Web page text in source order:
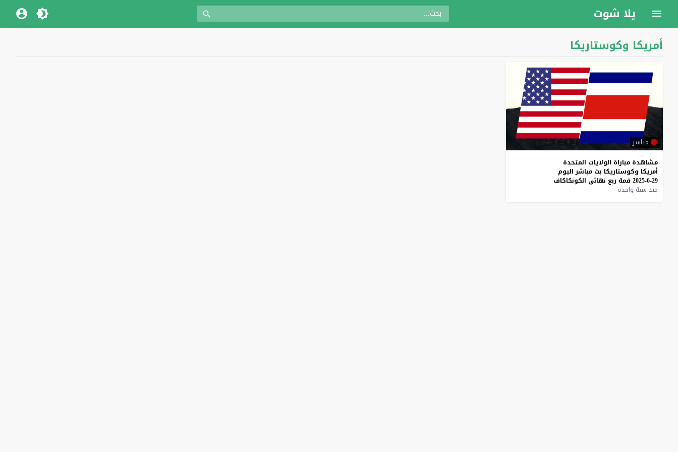
يلا شوت
أمريكا وكوستاريكا
مباشر
مشاهدة مباراة الولايات المتحدة
أمريكا وكوستاريكا بث مباشر اليوم
29-6-2025
قمة ربع نهائي الكونكاكاف
منذ سنة واحدة